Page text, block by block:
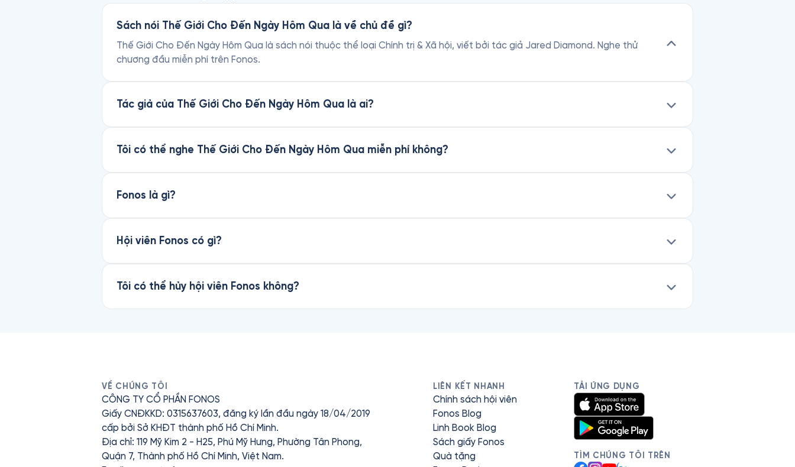
Sách nói Thế Giới Cho Đến Ngày Hôm Qua là về chủ đề gì?
Thế Giới Cho Đến Ngày Hôm Qua là sách nói thuộc thể loại Chính trị & Xã hội, viết bởi tác giả Jared Diamond. Nghe thử
chương đầu miễn phí trên Fonos.
Tác giả của Thế Giới Cho Đến Ngày Hôm Qua là ai?
Tôi có thể nghe Thế Giới Cho Đến Ngày Hôm Qua miễn phí không?
Fonos là gì?
Hội viên Fonos có gì?
Tôi có thể hủy hội viên Fonos không?
VỀ CHÚNG TÔI
CÔNG TY CỔ PHẦN FONOS
Giấy CNĐKKD: 0315637603, đăng ký lần đầu ngày 18/04/2019
cấp bởi Sở KHĐT thành phố Hồ Chí Minh.
Địa chỉ: 119 Mỹ Kim 2 - H25, Phú Mỹ Hưng, Phường Tân Phong,
Quận 7, Thành phố Hồ Chí Minh, Việt Nam.
LIÊN KẾT NHANH
Chính sách hội viên
Fonos Blog
Linh Book Blog
Sách giấy Fonos
Quà tặng
TẢI ỨNG DỤNG
TÌM CHÚNG TÔI TRÊN